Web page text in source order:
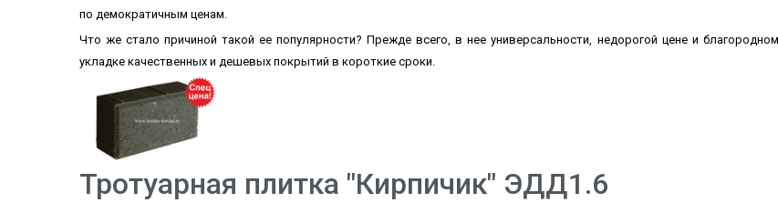
по демократичным ценам.
Что же стало причиной такой ее популярности? Прежде всего, в нее универсальности, недорогой цене и
укладке качественных и дешевых покрытий в короткие сроки.
Тротуарная плитка "Кирпичик" ЭДД1.6